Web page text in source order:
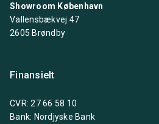
Showroom København
Vallensbækvej 47
2605 Brøndby
Finansielt
CVR: 27 66 58 10
Bank: Nordjyske Bank